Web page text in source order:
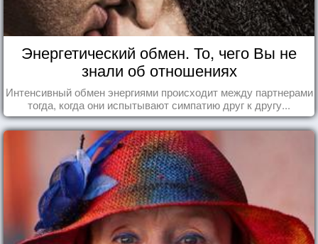
Энергетический обмен. То, чего Вы не
знали об отношениях
Интенсивный обмен энергиями происходит между партнерами
тогда, когда они испытывают симпатию друг к другу...